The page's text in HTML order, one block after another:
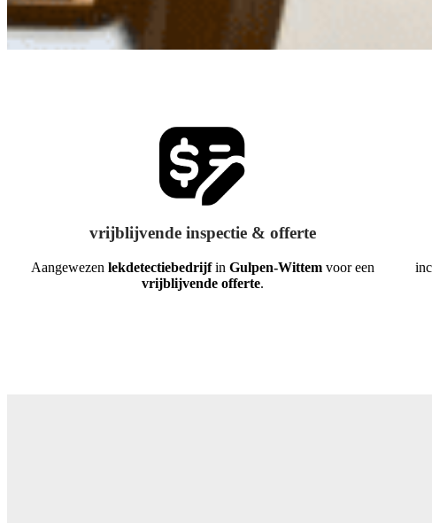
vrijblijvende inspectie & offerte
AangewezenlekdetectiebedrijfinGulpen-Wittemvoor een
vrijblijvende offerte.